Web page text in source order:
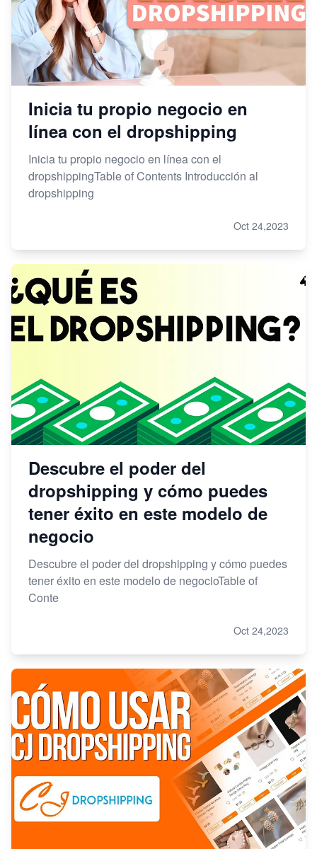
Inicia tu propio negocio en
línea con el dropshipping
Inicia tu propio negocio en línea con el
dropshippingTable of Contents Introducción al
dropshipping
Oct 24,2023
Descubre el poder del
dropshipping y cómo puedes
tener éxito en este modelo de
negocio
Descubre el poder del dropshipping y cómo puedes
tener éxito en este modelo de negocioTable of
Conte
Oct 24,2023